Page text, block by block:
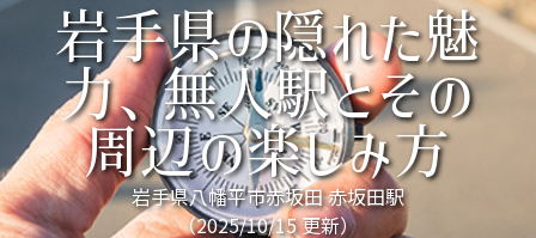
岩手県の隠れた魅
力、無人駅とその
周辺の楽しみ方
岩手県八幡平市赤坂田 赤坂田駅
（2025/10/15 更新）